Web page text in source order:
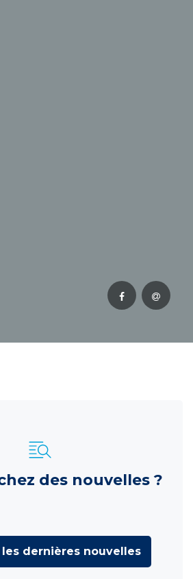
des nouvelles ?
dernières nouvelles